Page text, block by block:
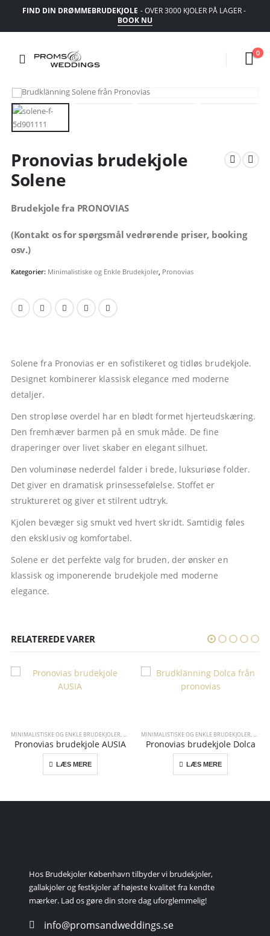
FIND DIN DRØMMEBRUDEKJOLE - OVER 3000 KJOLER PÅ LAGER -
BOOK NU
0
Pronovias brudekjole
Solene
Brudekjole fra PRONOVIAS
(Kontakt os for spørgsmål vedrørende priser, booking
osv.)
Kategorier: Minimalistiske og Enkle Brudekjoler, Pronovias
Solene fra Pronovias er en sofistikeret og tidløs brudekjole.
Designet kombinerer klassisk elegance med moderne
detaljer.
Den stropløse overdel har en blødt formet hjerteudskæring.
Den fremhæver barmen på en smuk måde. De fine
draperinger over livet skaber en elegant silhuet.
Den voluminøse nederdel falder i brede, luksuriøse folder.
Det giver en dramatisk prinsessefølelse. Stoffet er
struktureret og giver et stilrent udtryk.
Kjolen bevæger sig smukt ved hvert skridt. Samtidig føles
den eksklusiv og komfortabel.
Solene er det perfekte valg for bruden, der ønsker en
klassisk og imponerende brudekjole med moderne
elegance.
RELATEREDE VARER
MINIMALISTISKE OG ENKLE BRUDEKJOLER,PRONOVIAS
Pronovias brudekjole AUSIA
LÆS MERE
MINIMALISTISKE OG ENKLE BRUDEKJOLER,
Pronovias brudekjole Dolca
LÆS MERE
Hos Brudekjoler København tilbyder vi brudekjoler,
gallakjoler og festkjoler af højeste kvalitet fra kendte
mærker. Lad os gøre din store dag uforglemmelig!
info@promsandweddings.se